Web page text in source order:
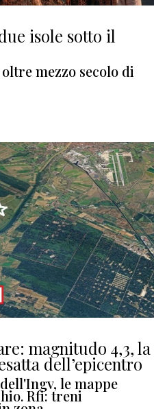
isole sotto il
mezzo secolo di
magnitudo 4,3, la
dell’epicentro
le mappe
Rfi: treni